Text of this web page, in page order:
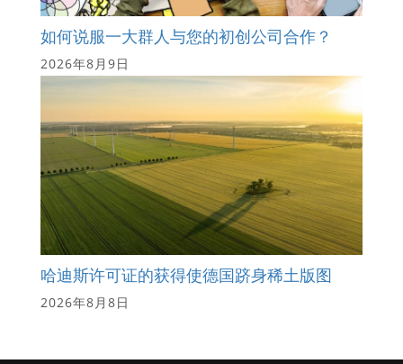
如何说服一大群人与您的初创公司合作？
2026年8月9日
哈迪斯许可证的获得使德国跻身稀土版图
2026年8月8日